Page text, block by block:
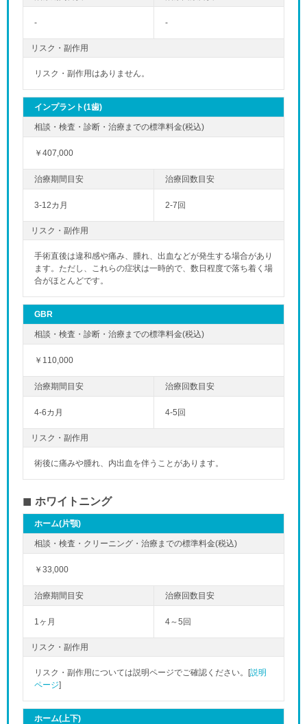
- -
リスク・副作用
リスク・副作用はありません。
インプラント(1歯)
￥407,000
3-12カ月 2-7回
リスク・副作用
手術直後は違和感や痛み、腫れ、出血などが発生する場合があり
ます。ただし、これらの症状は一時的で、数日程度で落ち着く場
合がほとんどです。
GBR
￥110,000
4-6カ月 4-5回
リスク・副作用
術後に痛みや腫れ、内出血を伴うことがあります。
ホワイトニング
ホーム(片顎)
￥33,000
1ヶ月 4～5回
リスク・副作用
リスク・副作用については説明ページでご確認ください。[説明
ページ]
ホーム(上下)